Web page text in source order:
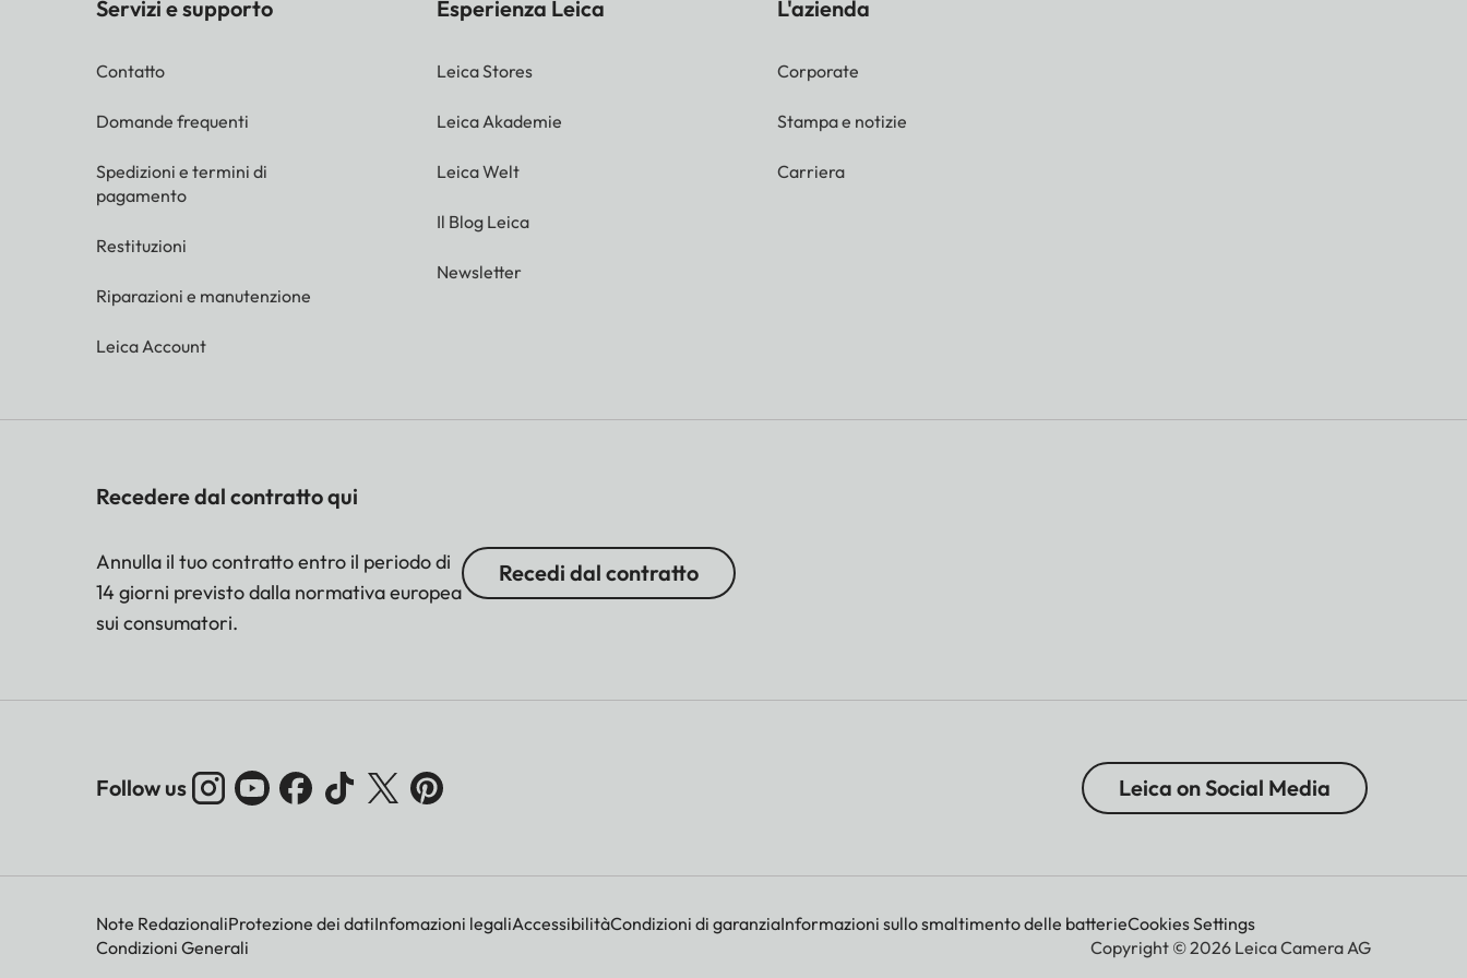
Servizi e supporto
Contatto
Domande frequenti
Spedizioni e termini di
pagamento
Restituzioni
Riparazioni e manutenzione
Leica Account
Esperienza Leica
Leica Stores
Leica Akademie
Leica Welt
Il Blog Leica
Newsletter
L'azienda
Corporate
Stampa e notizie
Carriera
Recedere dal contratto qui
Annulla il tuo contratto entro il periodo di
14 giorni previsto dalla normativa europea
sui consumatori.
Recedi dal contratto
Follow us Leica on Social Media
Note RedazionaliProtezione dei datiInfomazioni legaliAccessibilitàCondizioni di garanziaInformazioni sullo smaltimento delle batterieCookies Settings
Condizioni Generali
Copyright © 2026 Leica Camera AG